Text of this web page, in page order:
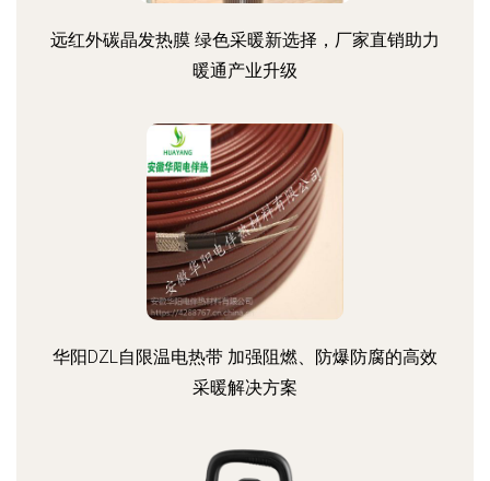
远红外碳晶发热膜 绿色采暖新选择，厂家直销助力
暖通产业升级
华阳DZL自限温电热带 加强阻燃、防爆防腐的高效
采暖解决方案